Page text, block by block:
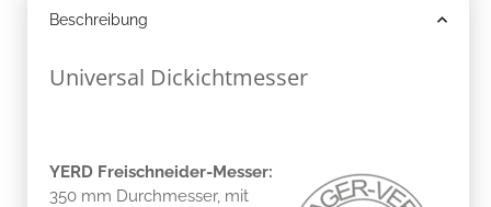
Beschreibung
Universal Dickichtmesser
YERD Freischneider-Messer:
350 mm Durchmesser, mit